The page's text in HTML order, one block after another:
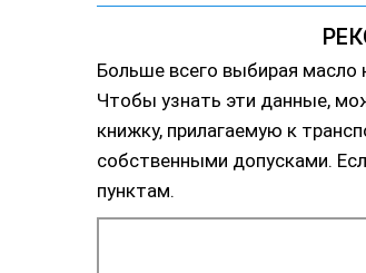
Больше всего выбирая масло
Чтобы узнать эти данные,
книжку, прилагаемую к
собственными допусками.
пунктам.